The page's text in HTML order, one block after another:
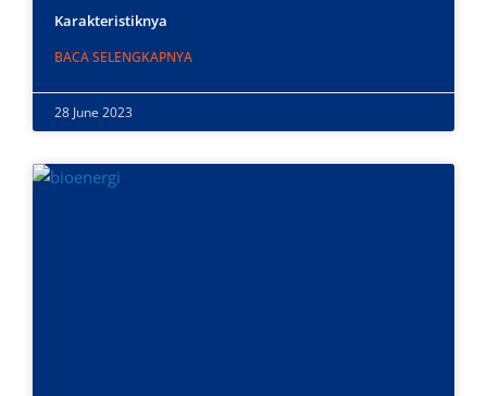
Karakteristiknya
BACA SELENGKAPNYA
28 June 2023